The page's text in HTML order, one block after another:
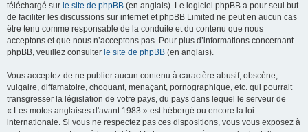
téléchargé sur le site de phpBB (en anglais). Le logiciel phpBB a pour seul but
de faciliter les discussions sur internet et phpBB Limited ne peut en aucun cas
être tenu comme responsable de la conduite et du contenu que nous
acceptons et que nous n’acceptons pas. Pour plus d’informations concernant
phpBB, veuillez consulter le site de phpBB (en anglais).
Vous acceptez de ne publier aucun contenu à caractère abusif, obscène,
vulgaire, diffamatoire, choquant, menaçant, pornographique, etc. qui pourrait
transgresser la législation de votre pays, du pays dans lequel le serveur de
« Les motos anglaises d'avant 1983 » est hébergé ou encore la loi
internationale. Si vous ne respectez pas ces dispositions, vous vous exposez à